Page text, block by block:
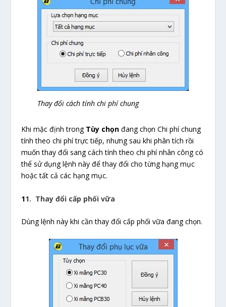
Thay đổi cách tính chi phí chung
Khi mặc định trong Tùy chọn đang chọn Chi phí chung
tính theo chi phí trực tiếp, nhưng sau khi phân tích rồi
muốn thay đổi sang cách tính theo chi phí nhân công có
thể sử dụng lệnh này để thay đổi cho từng hạng mục
hoặc tất cả các hạng mục.
11. Thay đổi cấp phối vữa
Dùng lệnh này khi cần thay đổi cấp phối vữa đang chọn.